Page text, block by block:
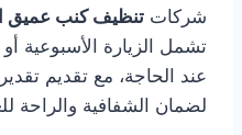
شركات تنظيف كنب عميق
تشمل الزيارة الأسبوعية
عند الحاجة، مع تقديم
لضمان الشفافية والراحة